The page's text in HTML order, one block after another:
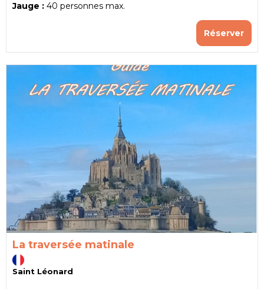
Jauge : 40 personnes max.
Réserver
La traversée matinale
Saint Léonard